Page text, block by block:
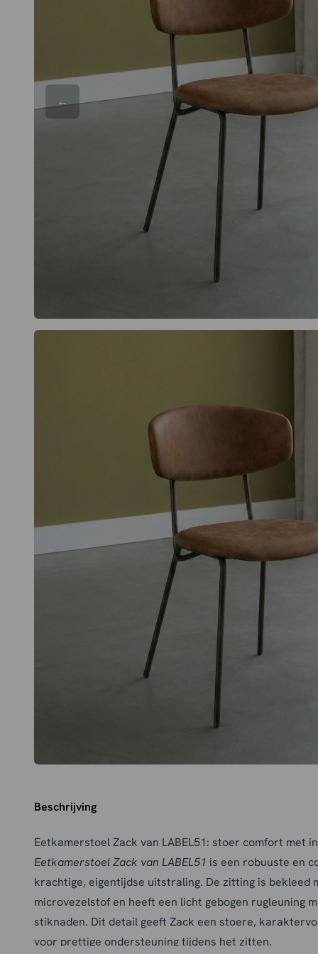
Beschrijving
Eetkamerstoel Zack van LABEL51: stoer comfort met
Eetkamerstoel Zack van LABEL51 is een robuuste en
krachtige, eigentijdse uitstraling. De zitting is bekleed
microvezelstof en heeft een licht gebogen rugleuning
stiknaden. Dit detail geeft Zack een stoere,
voor prettige ondersteuning tijdens het zitten.